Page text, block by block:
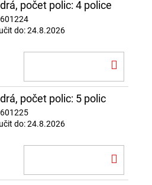
počet polic: 4 police
do:24.8.2026
počet polic: 5 polic
do:24.8.2026